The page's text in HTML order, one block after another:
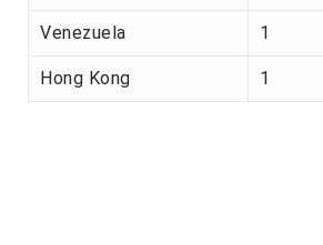
Venezuela 1
Hong Kong 1